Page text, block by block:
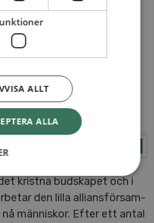
och vill leva ut en var­
och bygger upp
I BÅSTAD
kristna budskapet och i
den lilla al­li­ans­för­sam­
människor. Efter ett antal
ALLA
ALLT